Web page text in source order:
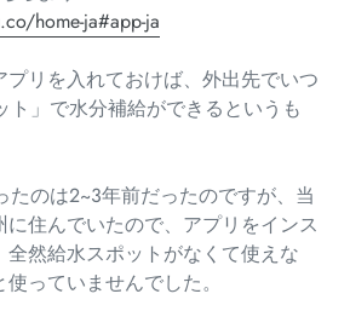
home-ja#app-ja
プリを入れておけば、外出先でいつ
ト」で水分補給ができるというも
たのは2~3年前だったのですが、当
住んでいたので、アプリをインス
全然給水スポットがなくて使えな
っていませんでした。